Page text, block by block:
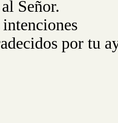
Señor.
por tu